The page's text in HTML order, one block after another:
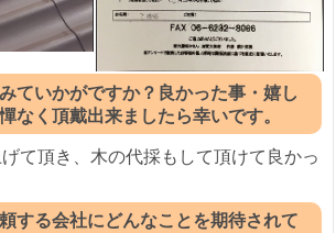
ていかがですか？良かった事・嬉し
なく頂戴出来ましたら幸いです。
て頂き、木の代採もして頂けて良かっ
する会社にどんなことを期待されて